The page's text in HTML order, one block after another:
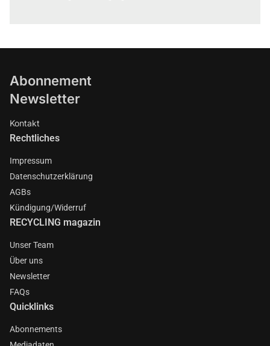
Abonnement
Newsletter
Kontakt
Rechtliches
Impressum
Datenschutzerklärung
AGBs
Kündigung/Widerruf
RECYCLING magazin
Unser Team
Über uns
Newsletter
FAQs
Quicklinks
Abonnements